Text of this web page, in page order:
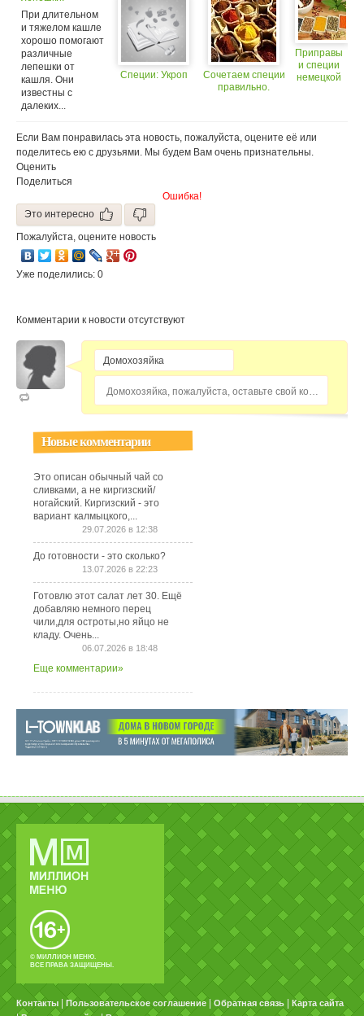
При длительном
и тяжелом кашле
хорошо помогают
различные
лепешки от
кашля. Они
известны с
далеких...
Специи: Укроп
Сочетаем специи
правильно.
Приправы
и специи
немецкой
Если Вам понравилась эта новость, пожалуйста, оцените её или
поделитесь ею с друзьями. Мы будем Вам очень признательны.
Оценить
Поделиться
Ошибка!
Это интересно
Пожалуйста, оцените новость
Уже поделились: 0
Комментарии к новости отсутствуют
Домохозяйка, пожалуйста, оставьте свой комментарий...
Новые комментарии
Это описан обычный чай со
сливками, а не киргизский/
ногайский. Киргизский - это
вариант калмыцкого,...
29.07.2026 в 12:38
До готовности - это сколько?
13.07.2026 в 22:23
Готовлю этот салат лет 30. Ещё
добавляю немного перец
чили,для остроты,но яйцо не
кладу. Очень...
06.07.2026 в 18:48
Еще комментарии»
© МИЛЛИОН МЕНЮ.
ВСЕ ПРАВА ЗАЩИЩЕНЫ.
Контакты Пользовательское соглашение Обратная связь Карта сайта